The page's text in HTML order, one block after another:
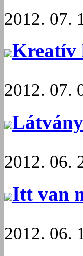
2012. 07.
Kreatív
2012. 07.
2012. 06.
Itt van
2012. 06.